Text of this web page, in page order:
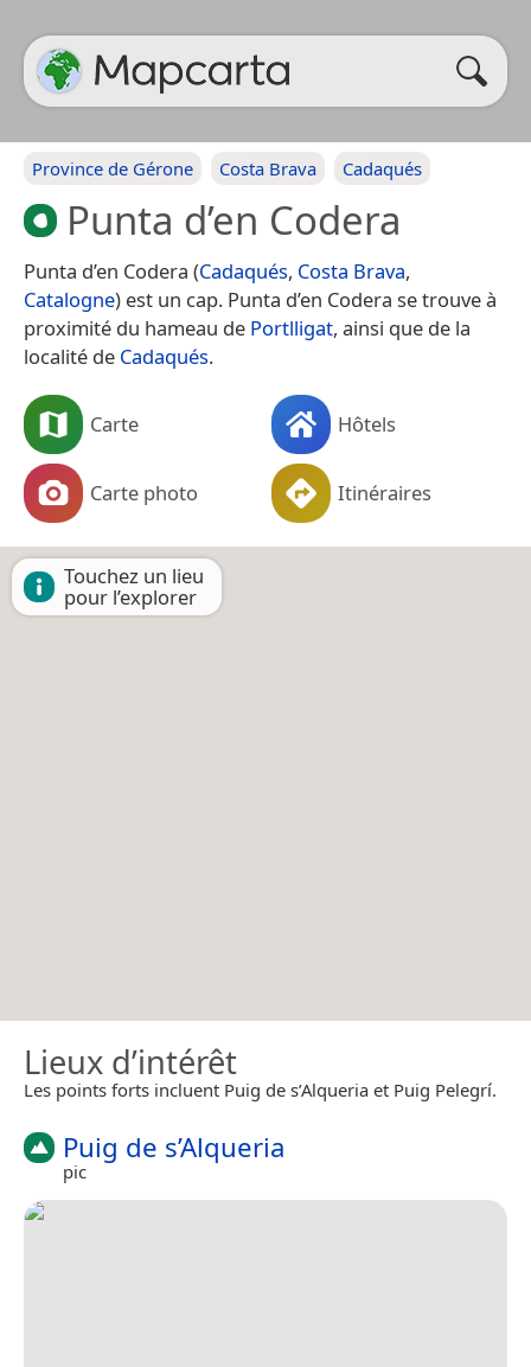
Province de Gérone Costa Brava Cadaqués
Punta d’en Codera
Punta d’en Codera (Cadaqués, Costa Brava,
Catalogne) est un cap. Punta d’en Codera se trouve à
proximité du hameau de Portlligat, ainsi que de la
localité de Cadaqués.
Carte Hôtels
Carte photo Itinéraires
Touchez un lieu
pour l’explorer
Lieux d’intérêt
Les points forts incluent Puig de s’Alqueria et Puig Pelegrí.
Puig de s’Alqueria
pic